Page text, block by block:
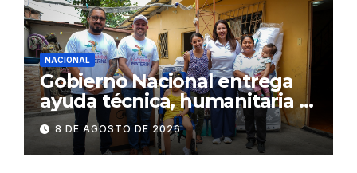
NACIONAL
Gobierno Nacional entrega
ayuda técnica, humanitaria y
Bono Joaquín Gallegos Lara a
familia en situación de
vulnerabilidad
8 DE AGOSTO DE 2026